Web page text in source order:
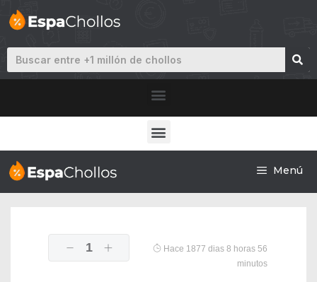
Menú
1
Hace 1877 dias 8 horas 56
minutos